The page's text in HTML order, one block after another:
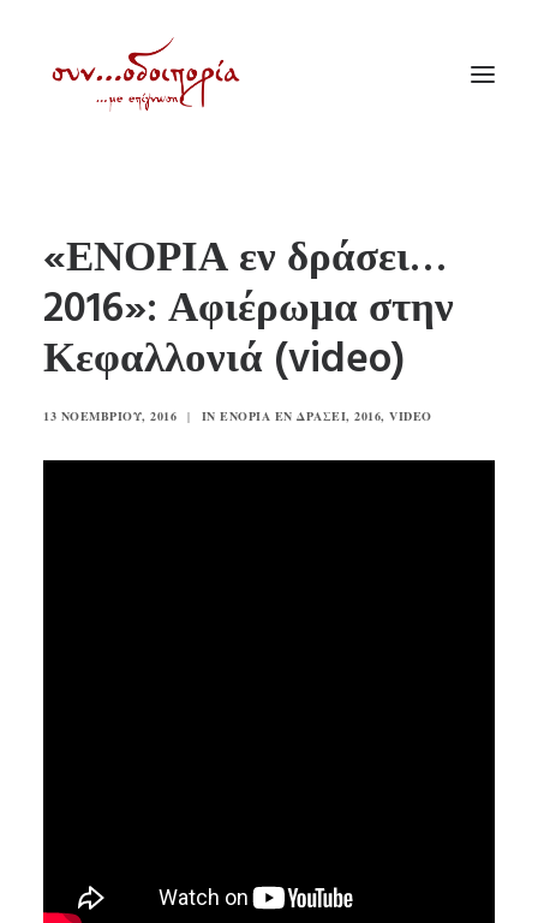
ΘΕΜΑΤΟΛΟΓΙΑ
ΑΝΑΚΟΙΝΩΣΕΙΣ
ΕΝΟΡΙΑ ΕΝ ΔΡΑΣΕΙ
ΕΥΑΓΓΕΛΙΣΤΡΙΑ ΠΕΙΡΑΙΏΣ
«ΕΝΟΡΙΑ εν δράσει…
2016»: Αφιέρωμα στην
Κεφαλλονιά (video)
13 ΝΟΕΜΒΡΊΟΥ, 2016 | IN ΕΝΟΡΊΑ ΕΝ ΔΡΆΣΕΙ, 2016, VIDEO